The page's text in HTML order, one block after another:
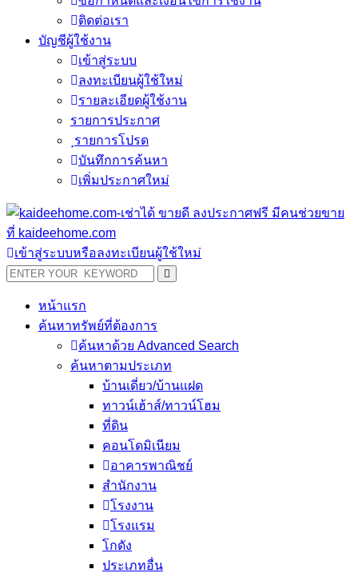
ติดต่อเรา
บัญชีผู้ใช้งาน
เข้าสู่ระบบ
ลงทะเบียนผู้ใช้ใหม่
รายละเอียดผู้ใช้งาน
รายการประกาศ
รายการโปรด
บันทึกการค้นหา
เพิ่มประกาศใหม่
เข้าสู่ระบบหรือลงทะเบียนผู้ใช้ใหม่
หน้าแรก
ค้นหาทรัพย์ที่ต้องการ
ค้นหาด้วย Advanced Search
ค้นหาตามประเภท
บ้านเดี่ยว/บ้านแฝด
ทาวน์เฮ้าส์/ทาวน์โฮม
ที่ดิน
คอนโดมิเนียม
อาคารพาณิชย์
สำนักงาน
โรงงาน
โรงแรม
โกดัง
ประเภทอื่น